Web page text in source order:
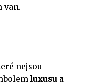
van.
nejsou
luxusu a